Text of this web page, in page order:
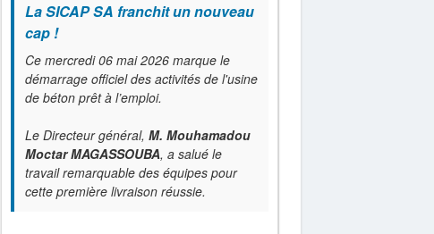
La SICAP SA franchit un nouveau
cap !
Ce mercredi 06 mai 2026 marque le
démarrage officiel des activités de l'usine
de béton prêt à l’emploi.
Le Directeur général, M. Mouhamadou
Moctar MAGASSOUBA, a salué le
travail remarquable des équipes pour
cette première livraison réussie.